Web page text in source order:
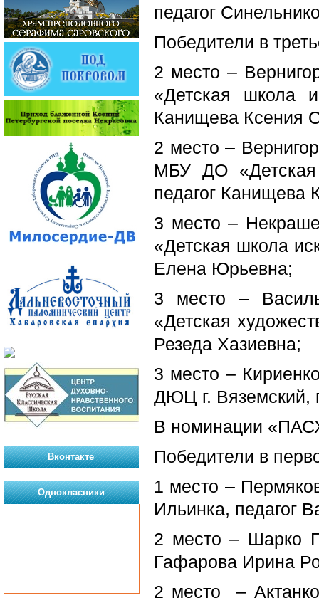
педагог
Победители в
2 место –
«Детская школа
Канищева Ксения
2 место –
МБУ ДО «Детская
педагог Канищева
3 место –
«Детская школа
Елена Юрьевна;
3 место –
«Детская
Резеда Хазиевна;
3 место –
ДЮЦ г. Вяземский,
В номинации
Победители в
1 место –
Ильинка, педагог
2 место – Шарко
Гафарова Ирина
2 место –
Вконтакте
Однокласники